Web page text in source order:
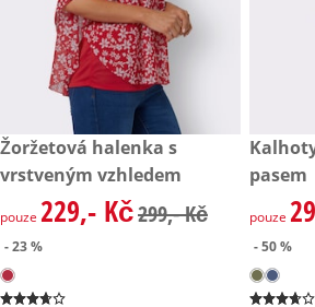
zlevněná cena: 229,- Kč, původní cena:
- 23 %
Žoržetová halenka s
vrstveným vzhledem
zlevněná cena: 229,- Kč, původní
pouze 229,- Kč299,- Kč
- 23 %
- 50 %
pasem
pouze
- 50 %